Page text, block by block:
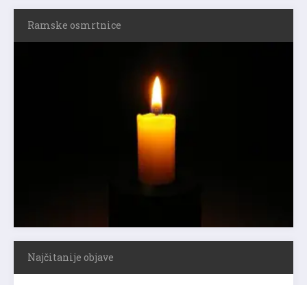
Ramske osmrtnice
Najčitanije objave